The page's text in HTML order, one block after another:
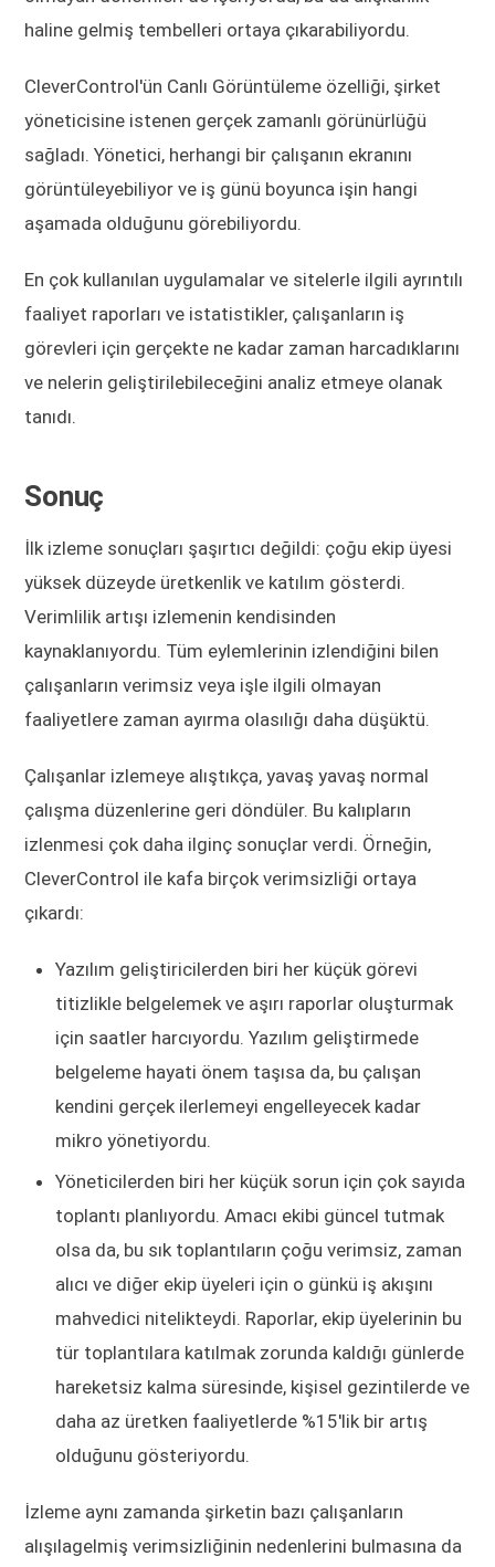
haline gelmiş tembelleri ortaya çıkarabiliyordu.
CleverControl'ün Canlı Görüntüleme özelliği, şirket
yöneticisine istenen gerçek zamanlı görünürlüğü
sağladı. Yönetici, herhangi bir çalışanın ekranını
görüntüleyebiliyor ve iş günü boyunca işin hangi
aşamada olduğunu görebiliyordu.
En çok kullanılan uygulamalar ve sitelerle ilgili ayrıntılı
faaliyet raporları ve istatistikler, çalışanların iş
görevleri için gerçekte ne kadar zaman harcadıklarını
ve nelerin geliştirilebileceğini analiz etmeye olanak
tanıdı.
Sonuç
İlk izleme sonuçları şaşırtıcı değildi: çoğu ekip üyesi
yüksek düzeyde üretkenlik ve katılım gösterdi.
Verimlilik artışı izlemenin kendisinden
kaynaklanıyordu. Tüm eylemlerinin izlendiğini bilen
çalışanların verimsiz veya işle ilgili olmayan
faaliyetlere zaman ayırma olasılığı daha düşüktü.
Çalışanlar izlemeye alıştıkça, yavaş yavaş normal
çalışma düzenlerine geri döndüler. Bu kalıpların
izlenmesi çok daha ilginç sonuçlar verdi. Örneğin,
CleverControl ile kafa birçok verimsizliği ortaya
çıkardı:
Yazılım geliştiricilerden biri her küçük görevi
titizlikle belgelemek ve aşırı raporlar oluşturmak
için saatler harcıyordu. Yazılım geliştirmede
belgeleme hayati önem taşısa da, bu çalışan
kendini gerçek ilerlemeyi engelleyecek kadar
mikro yönetiyordu.
Yöneticilerden biri her küçük sorun için çok sayıda
toplantı planlıyordu. Amacı ekibi güncel tutmak
olsa da, bu sık toplantıların çoğu verimsiz, zaman
alıcı ve diğer ekip üyeleri için o günkü iş akışını
mahvedici nitelikteydi. Raporlar, ekip üyelerinin bu
tür toplantılara katılmak zorunda kaldığı günlerde
hareketsiz kalma süresinde, kişisel gezintilerde ve
daha az üretken faaliyetlerde %15'lik bir artış
olduğunu gösteriyordu.
İzleme aynı zamanda şirketin bazı çalışanların
alışılagelmiş verimsizliğinin nedenlerini bulmasına da